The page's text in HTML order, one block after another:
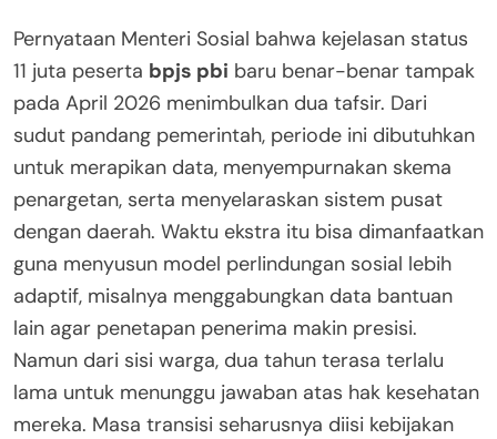
Pernyataan Menteri Sosial bahwa kejelasan status
11 juta peserta bpjs pbi baru benar-benar tampak
pada April 2026 menimbulkan dua tafsir. Dari
sudut pandang pemerintah, periode ini dibutuhkan
untuk merapikan data, menyempurnakan skema
penargetan, serta menyelaraskan sistem pusat
dengan daerah. Waktu ekstra itu bisa dimanfaatkan
guna menyusun model perlindungan sosial lebih
adaptif, misalnya menggabungkan data bantuan
lain agar penetapan penerima makin presisi.
Namun dari sisi warga, dua tahun terasa terlalu
lama untuk menunggu jawaban atas hak kesehatan
mereka. Masa transisi seharusnya diisi kebijakan